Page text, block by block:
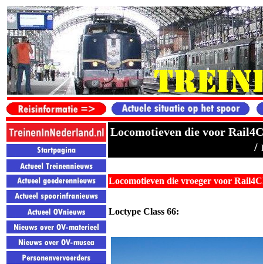
Locomotieven die voor
/
Locomotieven die vroeger voor
Loctype Class 66: